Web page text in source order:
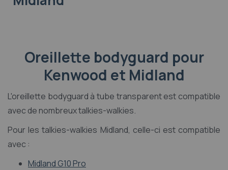
Oreillette bodyguard pour
Kenwood et Midland
L'oreillette bodyguard à tube transparent est compatible
avec de nombreux talkies-walkies.
Pour les talkies-walkies Midland, celle-ci est compatible
avec :
Midland G10 Pro